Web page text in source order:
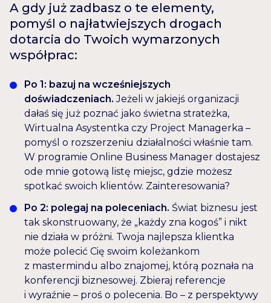
A gdy już zadbasz o te elementy,
pomyśl o najłatwiejszych drogach
dotarcia do Twoich wymarzonych
współprac:
Po 1: bazuj na wcześniejszych
doświadczeniach.Jeżeli w jakiejś organizacji
dałaś się już poznać jako świetna strateżka,
Wirtualna Asystentka czy Project Managerka –
pomyśl o rozszerzeniu działalności właśnie tam.
W programie Online Business Manager dostajesz
ode mnie gotową listę miejsc, gdzie możesz
spotkać swoich klientów. Zainteresowania?
Po 2: polegaj na poleceniach. Świat biznesu jest
tak skonstruowany, że „każdy zna kogoś” i nikt
nie działa w próżni. Twoja najlepsza klientka
może polecić Cię swoim koleżankom
z mastermindu albo znajomej, którą poznała na
konferencji biznesowej. Zbieraj referencje
i wyraźnie – proś o polecenia. Bo – z perspektywy